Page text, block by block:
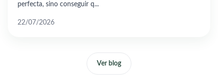
perfecta, sino conseguir q...
22/07/2026
Ver blog